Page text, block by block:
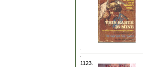
1123.